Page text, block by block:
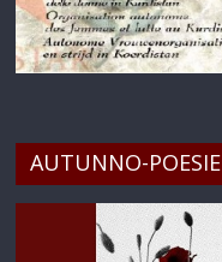
AUTUNNO-POESIE